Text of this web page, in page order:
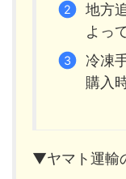
地方
よっ
冷凍
購入
▼ヤマト運輸